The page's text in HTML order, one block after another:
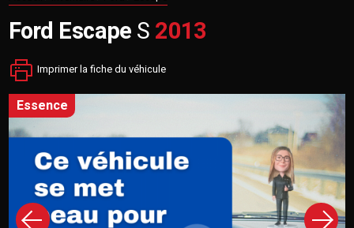
Ford EscapeS2013
Imprimer la fiche du véhicule
essence